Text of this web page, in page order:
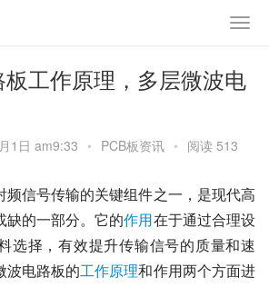
工作原理，多层微波电
1日 am9:33 • PCB板资讯 • 阅读 513
频信号传输的关键组件之一，是现代高
缺的一部分。它的作用在于通过合理设
选择，有效提升传输信号的质量和速
波电路板的工作原理和作用两个方面进